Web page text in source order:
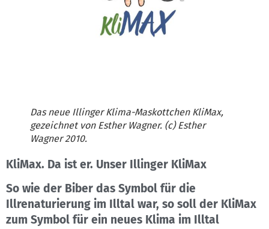
Das neue Illinger Klima-Maskottchen KliMax,
gezeichnet von Esther Wagner. (c) Esther
Wagner 2010.
KliMax. Da ist er. Unser Illinger KliMax
So wie der Biber das Symbol für die
Illrenaturierung im Illtal war, so soll der KliMax
zum Symbol für ein neues Klima im Illtal